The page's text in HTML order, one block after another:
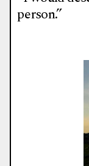
person.”